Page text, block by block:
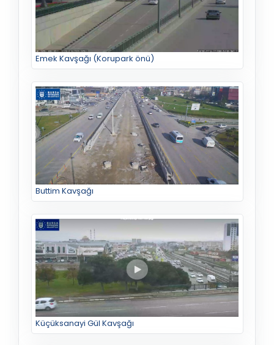
Emek Kavşağı (Korupark önü)
Buttim Kavşağı
Küçüksanayi Gül Kavşağı